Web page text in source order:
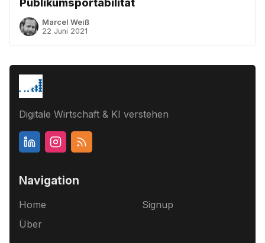
Publikumsportabilität
Marcel Weiß
22 Juni 2021
Digitale Wirtschaft & KI verstehen
Navigation
Home
Über
Signup